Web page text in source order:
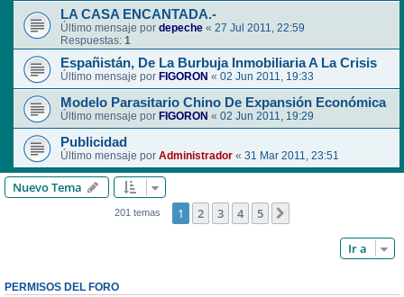
LA CASA ENCANTADA.-
Último mensaje por depeche « 27 Jul 2011, 22:59
Respuestas: 1
Españistán, De La Burbuja Inmobiliaria A La Crisis
Último mensaje por FIGORON « 02 Jun 2011, 19:33
Modelo Parasitario Chino De Expansión Económica
Último mensaje por FIGORON « 02 Jun 2011, 19:29
Publicidad
Último mensaje por Administrador « 31 Mar 2011, 23:51
Nuevo Tema
201 temas 1 2 3 4 5
Ir a
PERMISOS DEL FORO